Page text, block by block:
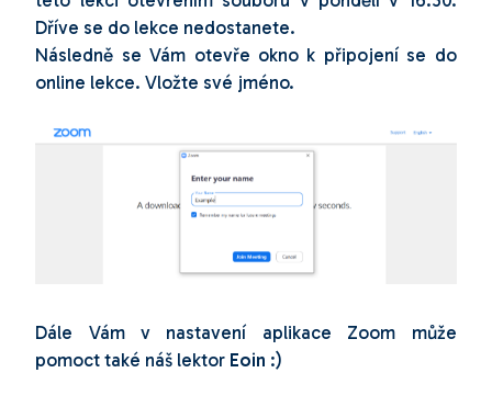
Dříve se do lekce nedostanete.
Následně se Vám otevře okno k připojení se do
online lekce. Vložte své jméno.
Dále Vám v nastavení aplikace Zoom může
pomoct také náš lektor Eoin :)